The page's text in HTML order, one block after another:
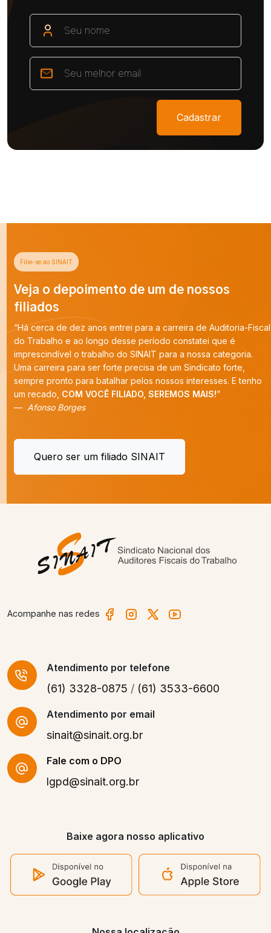
Cadastrar
Filie-se ao SINAIT
Veja o depoimento de um de nossos
filiados
“Há cerca de dez anos entrei para a carreira de Auditoria-Fiscal
do Trabalho e ao longo desse período constatei que é
imprescindível o trabalho do SINAIT para a nossa categoria.
Uma carreira para ser forte precisa de um Sindicato forte,
sempre pronto para batalhar pelos nossos interesses. E tenho
um recado,COM VOCÊ FILIADO, SEREMOS MAIS!”
Afonso Borges
Quero ser um filiado SINAIT
Acompanhe nas redes
Atendimento por telefone
(61) 3328-0875 / (61) 3533-6600
Atendimento por email
sinait@sinait.org.br
Fale com o DPO
lgpd@sinait.org.br
Baixe agora nosso aplicativo